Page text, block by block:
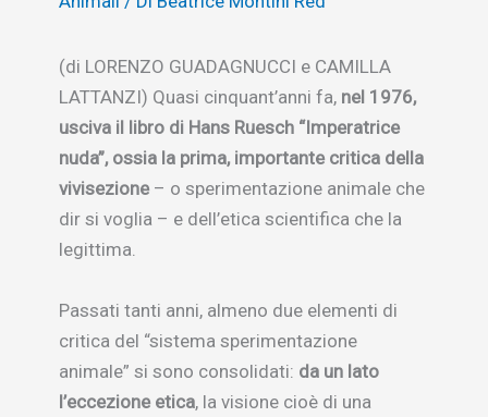
(di LORENZO GUADAGNUCCI e CAMILLA
LATTANZI) Quasi cinquant’anni fa, nel 1976,
usciva il libro di Hans Ruesch “Imperatrice
nuda”, ossia la prima, importante critica della
vivisezione– o sperimentazione animale che
dir si voglia – e dell’etica scientifica che la
legittima.
Passati tanti anni, almeno due elementi di
critica del “sistema sperimentazione
animale” si sono consolidati: da un lato
l’eccezione etica, la visione cioè di una